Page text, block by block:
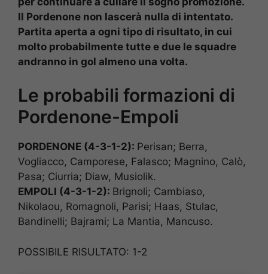
Il Pordenone non lascerà nulla di intentato.
Partita aperta a ogni tipo di risultato, in cui
molto probabilmente tutte e due le squadre
andranno in gol almeno una volta.
Le probabili formazioni di
Pordenone-Empoli
PORDENONE (4-3-1-2): Perisan; Berra,
Vogliacco, Camporese, Falasco; Magnino, Calò,
Pasa; Ciurria; Diaw, Musiolik.
EMPOLI (4-3-1-2): Brignoli; Cambiaso,
Nikolaou, Romagnoli, Parisi; Haas, Stulac,
Bandinelli; Bajrami; La Mantia, Mancuso.
POSSIBILE RISULTATO: 1-2